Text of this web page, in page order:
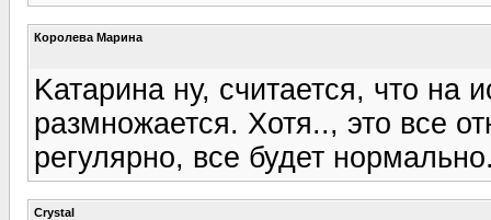
Королева Марина
Kатарина ну, считается, что на
размножается. Хотя.., это все
регулярно, все будет
Crystal